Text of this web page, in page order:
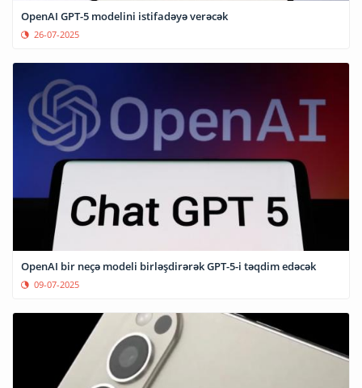
OpenAI GPT-5 modelini istifadəyə verəcək
26-07-2025
OpenAI bir neçə modeli birləşdirərək GPT-5-i təqdim edəcək
09-07-2025